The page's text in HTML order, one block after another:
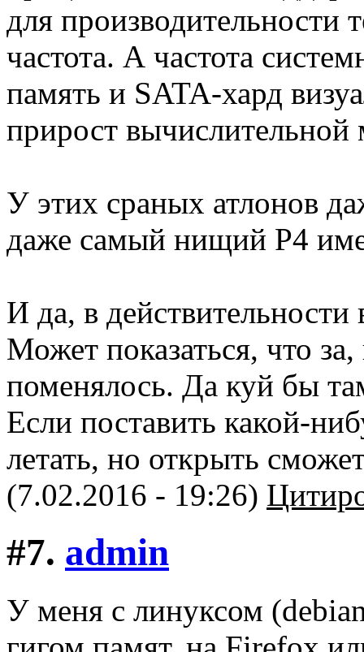
для производительности
частота. А частота
память и SATA-хард
прирост
У этих сраных атлонов
даже самый нищий P4
И да, в действительности
Может показаться, что
поменялось. Да куй бы
Если поставить какой-
летать, но открыть
(7.02.2016 - 19:26)
#7. admin
У меня с линуксом